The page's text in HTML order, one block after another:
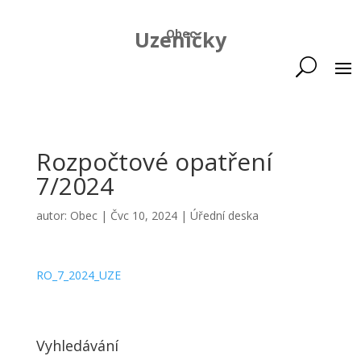
Obec
Uzeničky
Rozpočtové opatření
7/2024
autor: Obec| Čvc 10, 2024| Úřední deska
RO_7_2024_UZE
Vyhledávání